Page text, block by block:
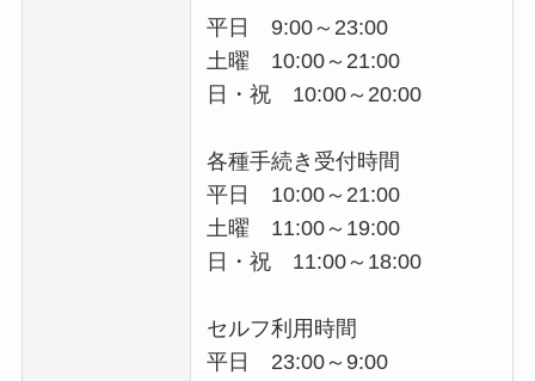
平日 9:00～23:00
土曜 10:00～21:00
日・祝 10:00～20:00
各種手続き受付時間
平日 10:00～21:00
土曜 11:00～19:00
日・祝 11:00～18:00
セルフ利用時間
平日 23:00～9:00